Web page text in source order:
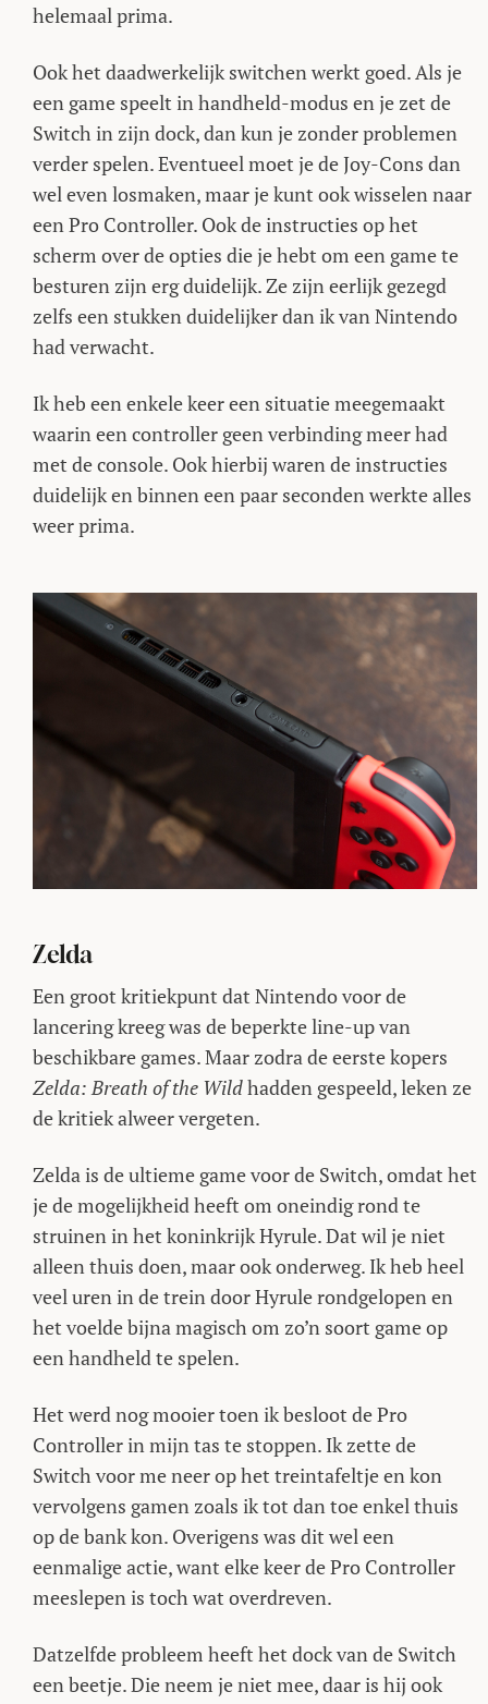
helemaal prima.
Ook het daadwerkelijk switchen werkt goed. Als je
een game speelt in handheld-modus en je zet de
Switch in zijn dock, dan kun je zonder problemen
verder spelen. Eventueel moet je de Joy-Cons dan
wel even losmaken, maar je kunt ook wisselen naar
een Pro Controller. Ook de instructies op het
scherm over de opties die je hebt om een game te
besturen zijn erg duidelijk. Ze zijn eerlijk gezegd
zelfs een stukken duidelijker dan ik van Nintendo
had verwacht.
Ik heb een enkele keer een situatie meegemaakt
waarin een controller geen verbinding meer had
met de console. Ook hierbij waren de instructies
duidelijk en binnen een paar seconden werkte alles
weer prima.
Zelda
Een groot kritiekpunt dat Nintendo voor de
lancering kreeg was de beperkte line-up van
beschikbare games. Maar zodra de eerste kopers
Zelda: Breath of the Wildhadden gespeeld, leken ze
de kritiek alweer vergeten.
Zelda is de ultieme game voor de Switch, omdat het
je de mogelijkheid heeft om oneindig rond te
struinen in het koninkrijk Hyrule. Dat wil je niet
alleen thuis doen, maar ook onderweg. Ik heb heel
veel uren in de trein door Hyrule rondgelopen en
het voelde bijna magisch om zo’n soort game op
een handheld te spelen.
Het werd nog mooier toen ik besloot de Pro
Controller in mijn tas te stoppen. Ik zette de
Switch voor me neer op het treintafeltje en kon
vervolgens gamen zoals ik tot dan toe enkel thuis
op de bank kon. Overigens was dit wel een
eenmalige actie, want elke keer de Pro Controller
meeslepen is toch wat overdreven.
Datzelfde probleem heeft het dock van de Switch
een beetje. Die neem je niet mee, daar is hij ook